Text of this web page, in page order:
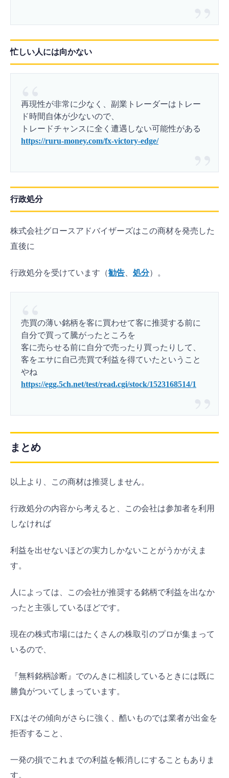
忙しい人には向かない
再現性が非常に少なく、副業トレーダーはトレー
ド時間自体が少ないので、
トレードチャンスに全く遭遇しない可能性がある
https://ruru-money.com/fx-victory-edge/
行政処分
株式会社グロースアドバイザーズはこの商材を発売した
直後に
行政処分を受けています（勧告 処分）。
売買の薄い銘柄を客に買わせて客に推奨する前に
自分で買って騰がったところを
客に売らせる前に自分で売ったり買ったりして、
客をエサに自己売買で利益を得ていたということ
やね
https://egg.5ch.net/test/read.cgi/stock/1523168514/1
まとめ
以上より、この商材は推奨しません。
行政処分の内容から考えると、この会社は参加者を利用
しなければ
利益を出せないほどの実力しかないことがうかがえま
す。
人によっては、この会社が推奨する銘柄で利益を出なか
ったと主張しているほどです。
現在の株式市場にはたくさんの株取引のプロが集まって
いるので、
『無料銘柄診断』でのんきに相談しているときには既に
勝負がついてしまっています。
FXはその傾向がさらに強く、酷いものでは業者が出金を
拒否すること、
一発の損でこれまでの利益を帳消しにすることもありま
す。